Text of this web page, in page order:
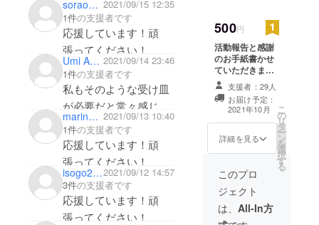
詳細は企業概要や概要
の動画がありますで一
度観ていただければ、
色んな意味でコラボで
きるのではないでしょ
sorao0829 2021/09/15 12:35
1件の支援者です
応援しています！頑
張ってください！
Umi Ao Cocoro 2021/09/14 23:46
1件の支援者です
私もそのような受け皿
が必要だと常々感じて
いました。
これからもささやかで
すが、支援させていた
だけたらと願っており
ます。
marin0433 2021/09/13 10:40
1件の支援者です
応援しています！頑
張ってください！
isogo2462021/09/12 14:57
3件の支援者です
応援しています！頑
張ってください！
500円
活動報告と感謝
のお手紙書かせ
ていただきま
す。支援者：29人
お届け予定：
2021年10月
詳細を見る
こ
の
リ
タ
ー
ン
を
選
択
す
る
このプロ
ジェクト
は、 All-In方